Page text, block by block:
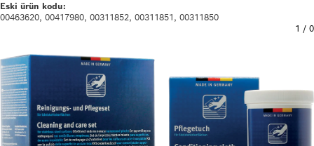
Eski ürün kodu:
00463620, 00417980, 00311852, 00311851, 00311850
1 / 0